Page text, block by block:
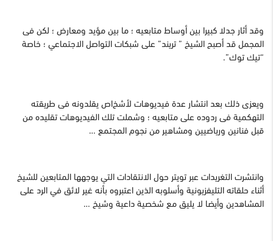
وقد أثار جدلا كبيرا بين أوساط متابعيه ؛ ما بين مؤيد ومعارض ؛ لكن فى
المجمل قد أصبح الشيخ ” تريند” على شبكات التواصل الاجتماعي ؛ خاصة
“تيك توك”.
ويعزى ذلك بعد انتشار عدة فيديوهات لأشخاص يقلدونه فى طريقته
التهكمية فى ردوده على متابعيه ؛ وشملت تلك الفيديوهات تقليده من
قبل فنانين ورياضيين ومشاهير من نجوم المجتمع …
وانتشرت التغريدات عبر تويتر حول الانتقادات التي يوجهها المتابعين للشيخ
أثناء حلقاته التليفزيونية وأسلوبه الذين اعتبروه بأنه غير لائق في الرد على
المشاهدين وأيضا لا يليق مع شخصية داعية وشيخ …